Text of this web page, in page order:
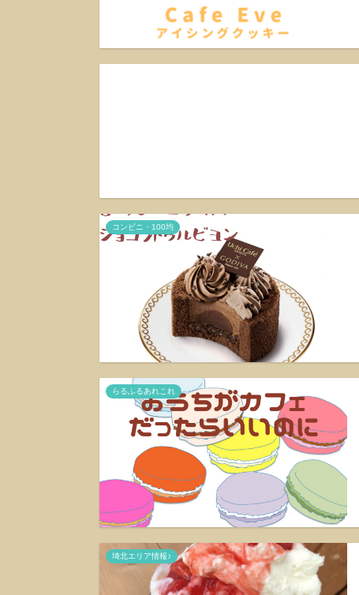
コンビニ・100均
らるふるあれこれ
埼北エリア情報♪